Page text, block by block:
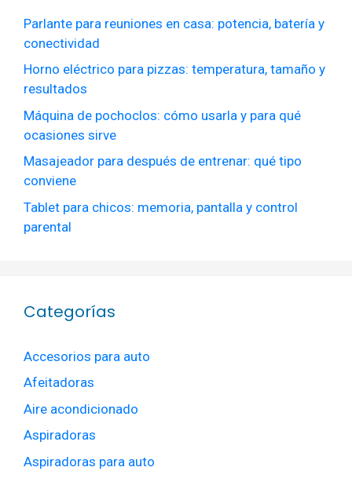
Parlante para reuniones en casa: potencia, batería y
conectividad
Horno eléctrico para pizzas: temperatura, tamaño y
resultados
Máquina de pochoclos: cómo usarla y para qué
ocasiones sirve
Masajeador para después de entrenar: qué tipo
conviene
Tablet para chicos: memoria, pantalla y control
parental
Categorías
Accesorios para auto
Afeitadoras
Aire acondicionado
Aspiradoras
Aspiradoras para auto